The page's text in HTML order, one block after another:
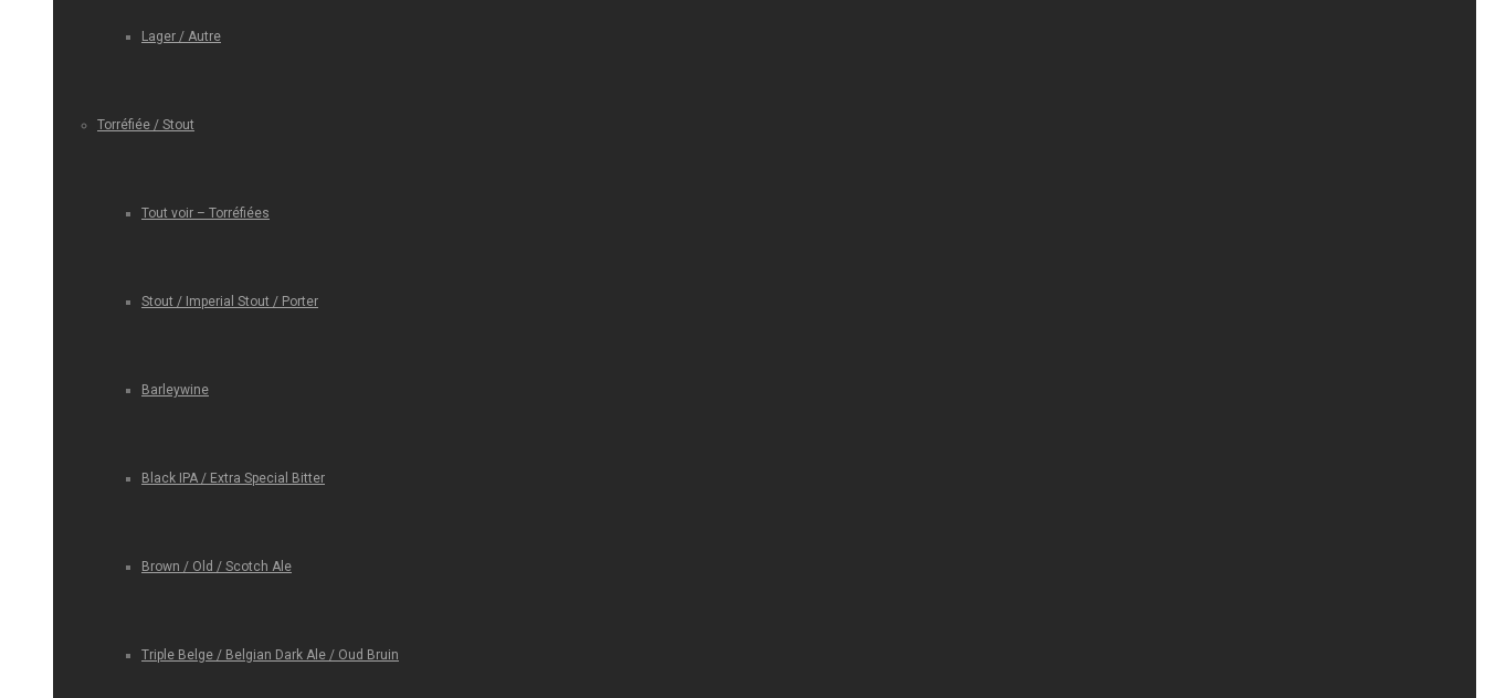
Lager / Autre
Torréfiée / Stout
Tout voir – Torréfiées
Stout / Imperial Stout / Porter
Barleywine
Black IPA / Extra Special Bitter
Brown / Old / Scotch Ale
Triple Belge / Belgian Dark Ale / Oud Bruin